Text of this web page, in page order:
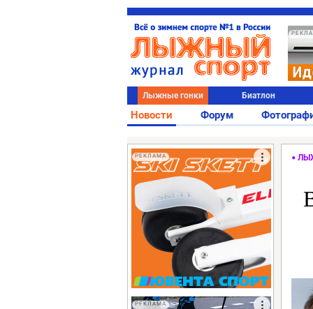
Лыжные гонки Биатлон
Новости Форум
РЕКЛАМА
РЕКЛАМА